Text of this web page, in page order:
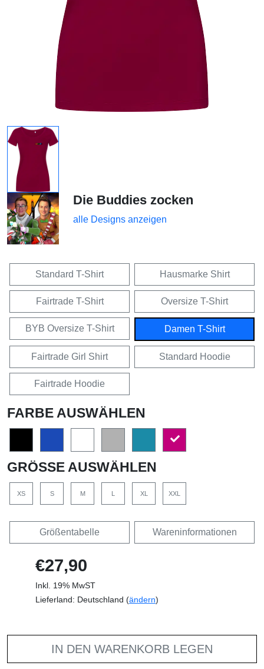
Die Buddies zocken
alle Designs anzeigen
Standard T-Shirt Hausmarke Shirt
Fairtrade T-Shirt Oversize T-Shirt
BYB Oversize T-Shirt Damen T-Shirt
Fairtrade Girl Shirt Standard Hoodie
Fairtrade Hoodie
FARBE AUSWÄHLEN
GRÖSSE AUSWÄHLEN
XS S M L XL XXL
Größentabelle Wareninformationen
€27,90
Inkl. 19% MwST
Lieferland: Deutschland (ändern)
IN DEN WARENKORB LEGEN